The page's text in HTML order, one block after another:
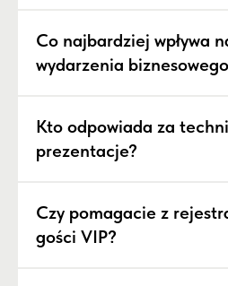
Co najbardziej wpływa
wydarzenia
Kto odpowiada za
prezentacje?
Czy pomagacie z
gości VIP?